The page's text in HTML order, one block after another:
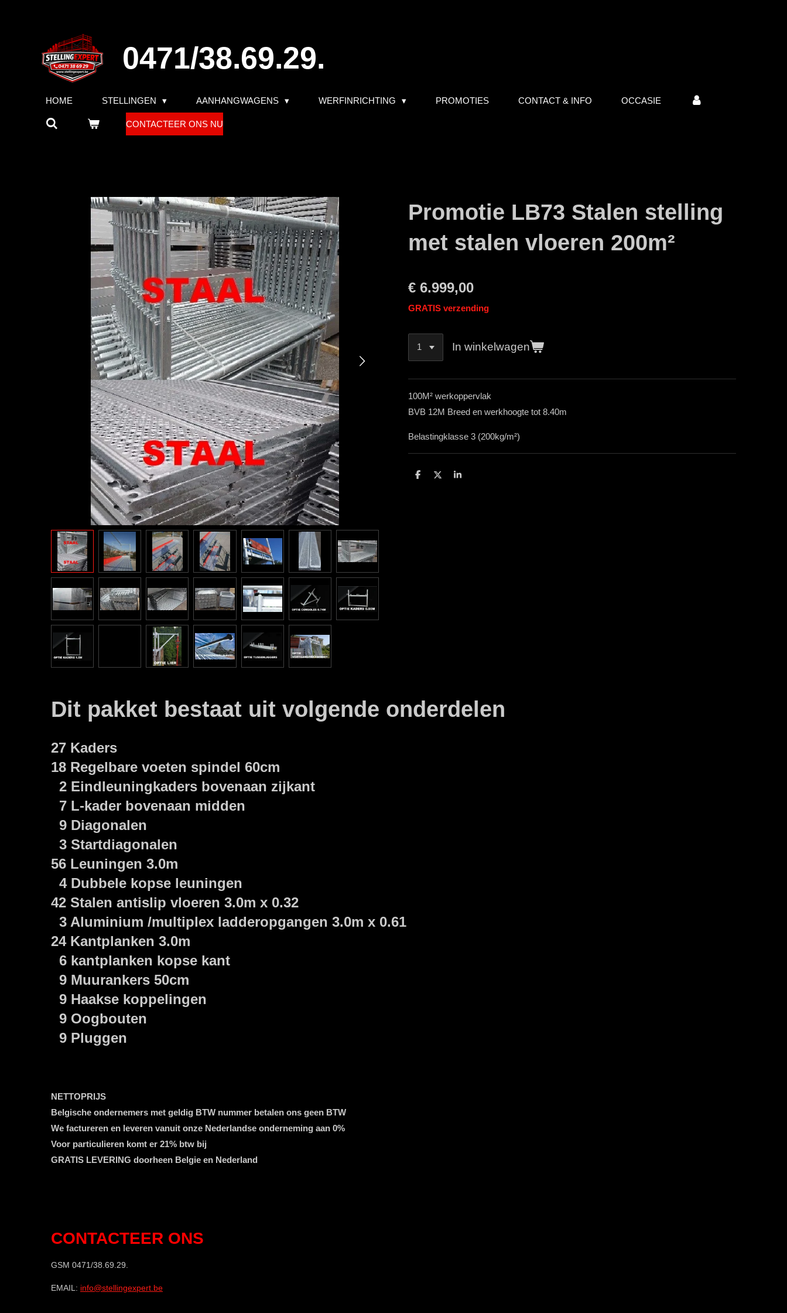
hoofdinhoud
0471/38.69.29.
HOME STELLINGEN AANHANGWAGENS WERFINRICHTING PROMOTIES CONTACT & INFO OCCASIE
CONTACTEER ONS NU
Promotie LB73 Stalen stelling
met stalen vloeren 200m²
€ 6.999,00
GRATIS verzending
In winkelwagen
100M² werkoppervlak
BVB 12M Breed en werkhoogte tot 8.40m
Belastingklasse 3 (200kg/m²)
D
D
S
Dit pakket bestaat uit volgende onderdelen
27 Kaders
18 Regelbare voeten spindel 60cm
2 Eindleuningkaders bovenaan zijkant
7 L-kader bovenaan midden
9 Diagonalen
3 Startdiagonalen
56 Leuningen 3.0m
4 Dubbele kopse leuningen
42 Stalen antislip vloeren 3.0m x 0.32
3 Aluminium /multiplex ladderopgangen 3.0m x 0.61
24 Kantplanken 3.0m
6 kantplanken kopse kant
9 Muurankers 50cm
9 Haakse koppelingen
9 Oogbouten
9 Pluggen
NETTOPRIJS
Belgische ondernemers met geldig BTW nummer betalen ons geen BTW
We factureren en leveren vanuit onze Nederlandse onderneming aan 0%
Voor particulieren komt er 21% btw bij
GRATIS LEVERING doorheen Belgie en Nederland
CONTACTEER ONS
GSM 0471/38.69.29.
EMAIL: info@stellingexpert.be